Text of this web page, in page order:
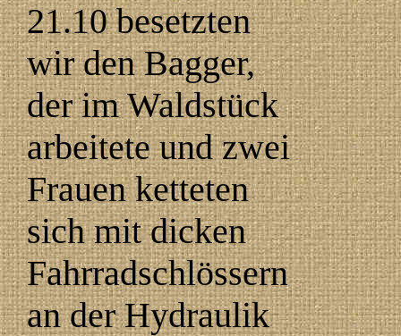
21.10 besetzten
wir den Bagger,
der im Waldstück
arbeitete und zwei
Frauen ketteten
sich mit dicken
Fahrradschlössern
an der Hydraulik